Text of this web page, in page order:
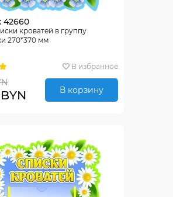
42660
кроватей в группу
270*370 мм
В избранное
В корзину